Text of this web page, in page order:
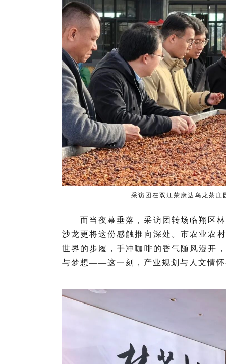
采访团在双江荣康达乌龙茶庄
而当夜幕垂落，采访团转场临翔区
沙龙更将这份感触推向深处。市农业农
世界的步履，手冲咖啡的香气随风漫开
与梦想——这一刻，产业规划与人文情怀